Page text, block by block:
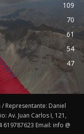
109
70
61
54
47
Representante: Daniel
Av. Juan Carlos I, 121,
619787623 Email: info @